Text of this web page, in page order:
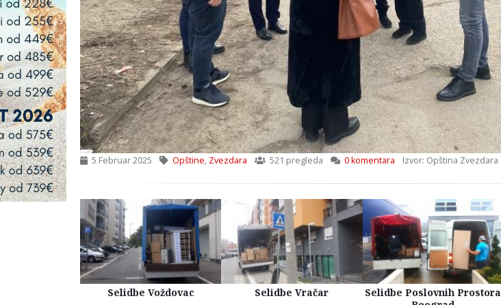
5 Februar 2025 Opštine, Zvezdara 521 pregleda 0 komentara Izvor: Opština Zvezdara
Selidbe Voždovac Selidbe Vračar
Selidbe Poslovnih Prostora